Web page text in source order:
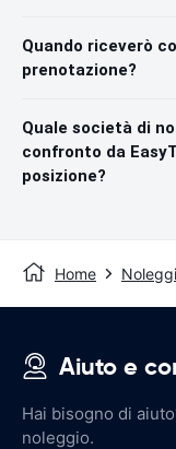
Quando riceverò
prenotazione?
Quale società di
confronto da
posizione?
Home
Aiuto e
Hai bisogno di
noleggio.